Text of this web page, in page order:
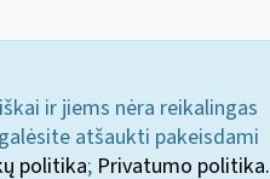
ir jiems nėra reikalingas
atšaukti pakeisdami
politika; Privatumo politika.